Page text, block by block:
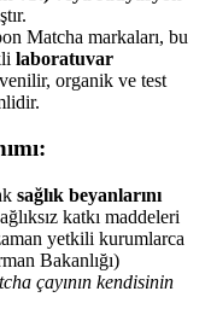
Matcha markaları, bu
laboratuvar
organik ve test
sağlık beyanlarını
katkı maddeleri
yetkili kurumlarca
Bakanlığı)
çayının kendisinin